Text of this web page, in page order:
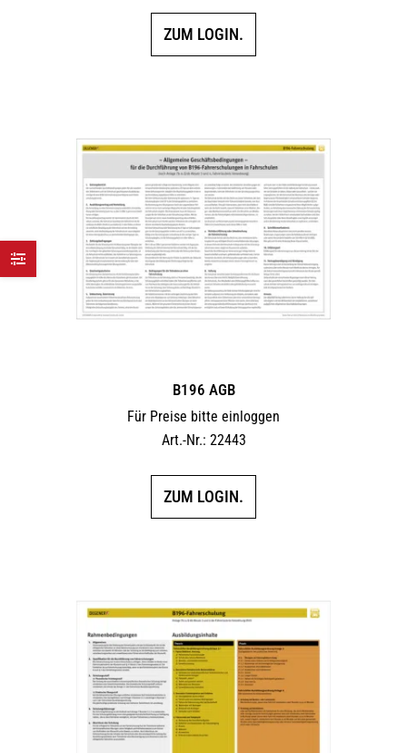
ZUM LOGIN.
B196 AGB
Für Preise bitte einloggen
Art.-Nr.: 22443
ZUM LOGIN.